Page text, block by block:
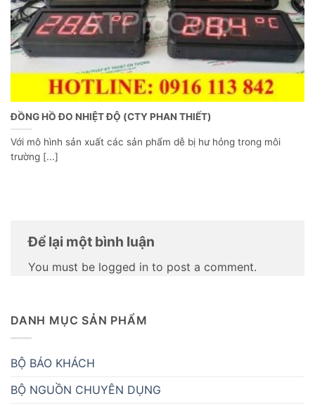
ĐỒNG HỒ ĐO NHIỆT ĐỘ (CTY PHAN THIẾT)
Với mô hình sản xuất các sản phẩm dễ bị hư hỏng trong môi
trường [...]
Để lại một bình luận
You must be logged in to post a comment.
DANH MỤC SẢN PHẨM
BỘ BÁO KHÁCH
BỘ NGUỒN CHUYÊN DỤNG